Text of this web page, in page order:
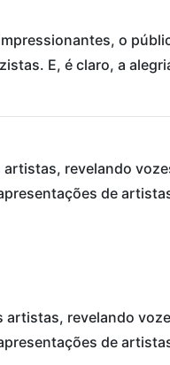
o
E, é claro, a
revelando
de
revelando
de